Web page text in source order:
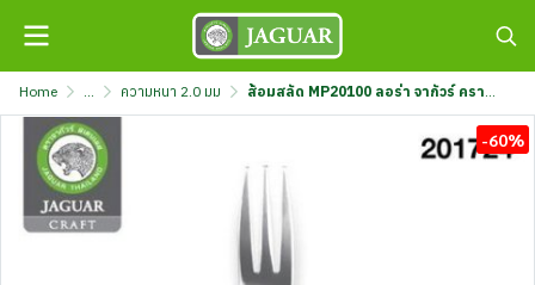
Home ... ความหนา 2.0 มม ส้อมสลัด MP20100 ลอร่า จากัวร์ คราฟต์ กล่องขาว @12 LAU003
-60%